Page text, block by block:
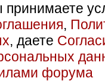
принимаете
,
, даете
форума